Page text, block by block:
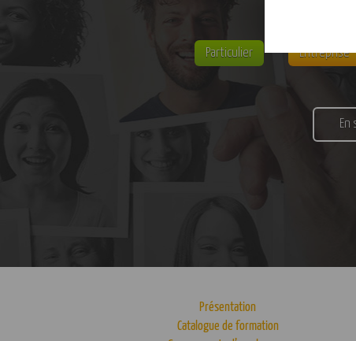
Particulier Entreprise
En
Présentation
Catalogue de formation